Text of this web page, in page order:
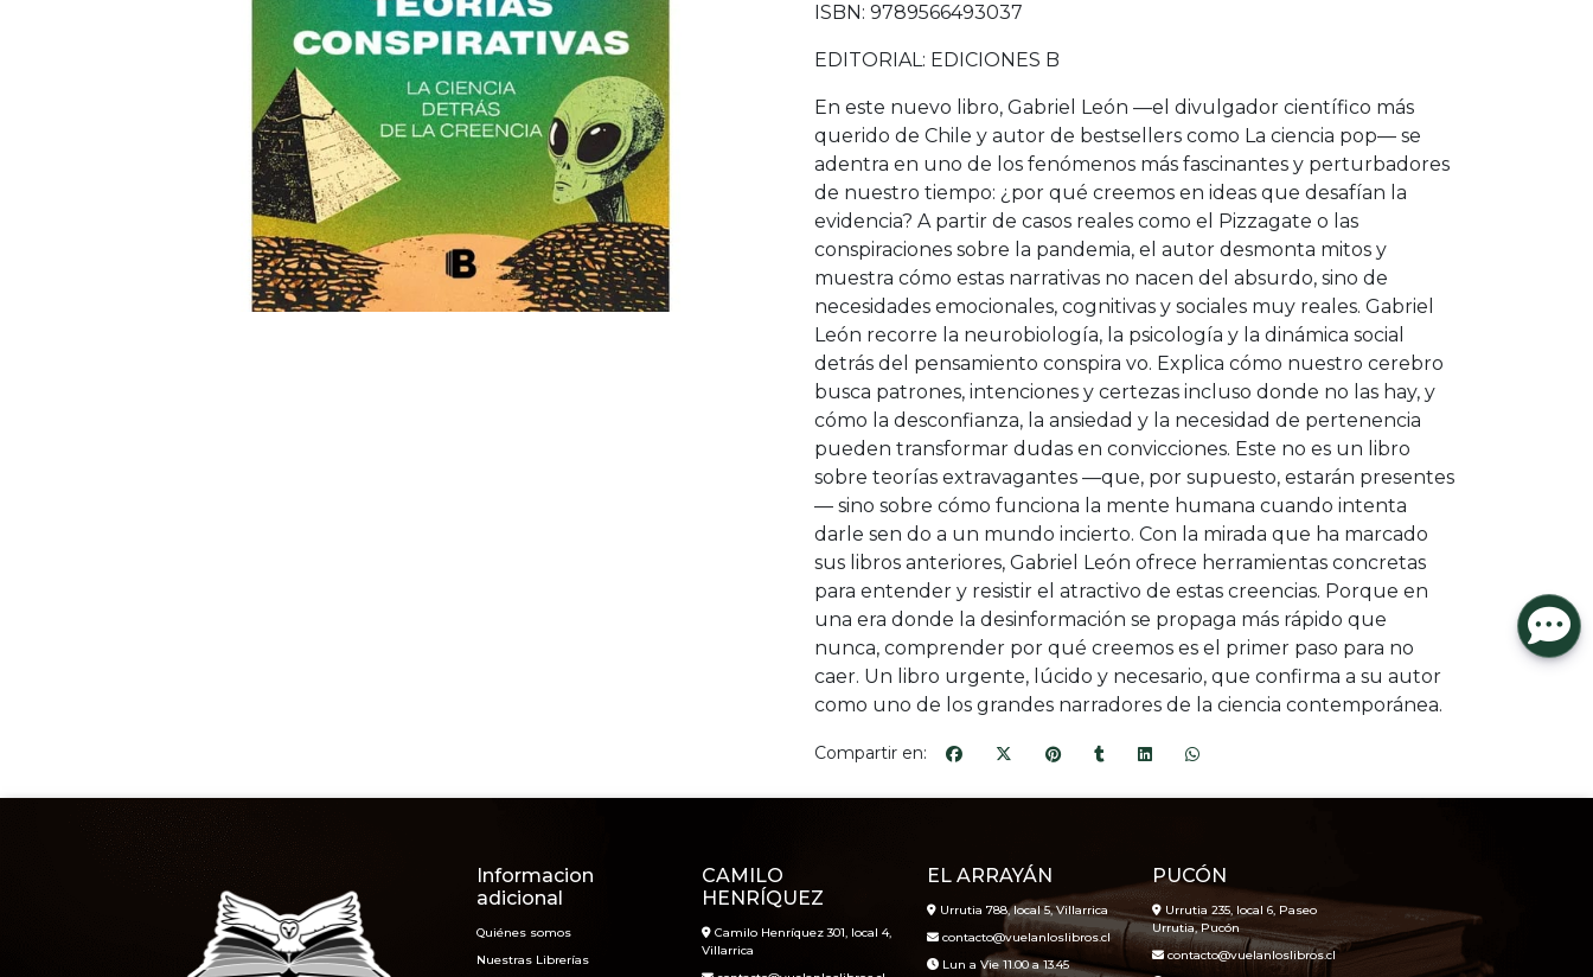
ISBN: 9789566493037
EDITORIAL: EDICIONES B
En este nuevo libro, Gabriel León —el divulgador científico más
querido de Chile y autor de bestsellers como La ciencia pop— se
adentra en uno de los fenómenos más fascinantes y perturbadores
de nuestro tiempo: ¿por qué creemos en ideas que desafían la
evidencia? A partir de casos reales como el Pizzagate o las
conspiraciones sobre la pandemia, el autor desmonta mitos y
muestra cómo estas narrativas no nacen del absurdo, sino de
necesidades emocionales, cognitivas y sociales muy reales. Gabriel
León recorre la neurobiología, la psicología y la dinámica social
detrás del pensamiento conspira vo. Explica cómo nuestro cerebro
busca patrones, intenciones y certezas incluso donde no las hay, y
cómo la desconfianza, la ansiedad y la necesidad de pertenencia
pueden transformar dudas en convicciones. Este no es un libro
sobre teorías extravagantes —que, por supuesto, estarán presentes
— sino sobre cómo funciona la mente humana cuando intenta
darle sen do a un mundo incierto. Con la mirada que ha marcado
sus libros anteriores, Gabriel León ofrece herramientas concretas
para entender y resistir el atractivo de estas creencias. Porque en
una era donde la desinformación se propaga más rápido que
nunca, comprender por qué creemos es el primer paso para no
caer. Un libro urgente, lúcido y necesario, que confirma a su autor
como uno de los grandes narradores de la ciencia contemporánea.
Compartir en:
Informacion
adicional
Quiénes somos
Nuestras Librerías
CAMILO
HENRÍQUEZ
Camilo Henríquez 301, local 4,
Villarrica
EL ARRAYÁN
Urrutia 788, local 5, Villarrica
contacto@vuelanloslibros.cl
Lun a Vie 11.00 a 13.45
PUCÓN
Urrutia 235, local 6, Paseo
Urrutia, Pucón
contacto@vuelanloslibros.cl